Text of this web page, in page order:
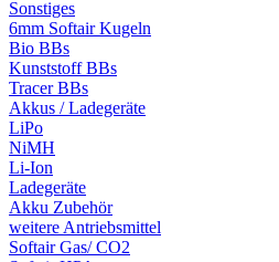
Sonstiges
6mm Softair Kugeln
Bio BBs
Kunststoff BBs
Tracer BBs
Akkus / Ladegeräte
LiPo
NiMH
Li-Ion
Ladegeräte
Akku Zubehör
weitere Antriebsmittel
Softair Gas/ CO2